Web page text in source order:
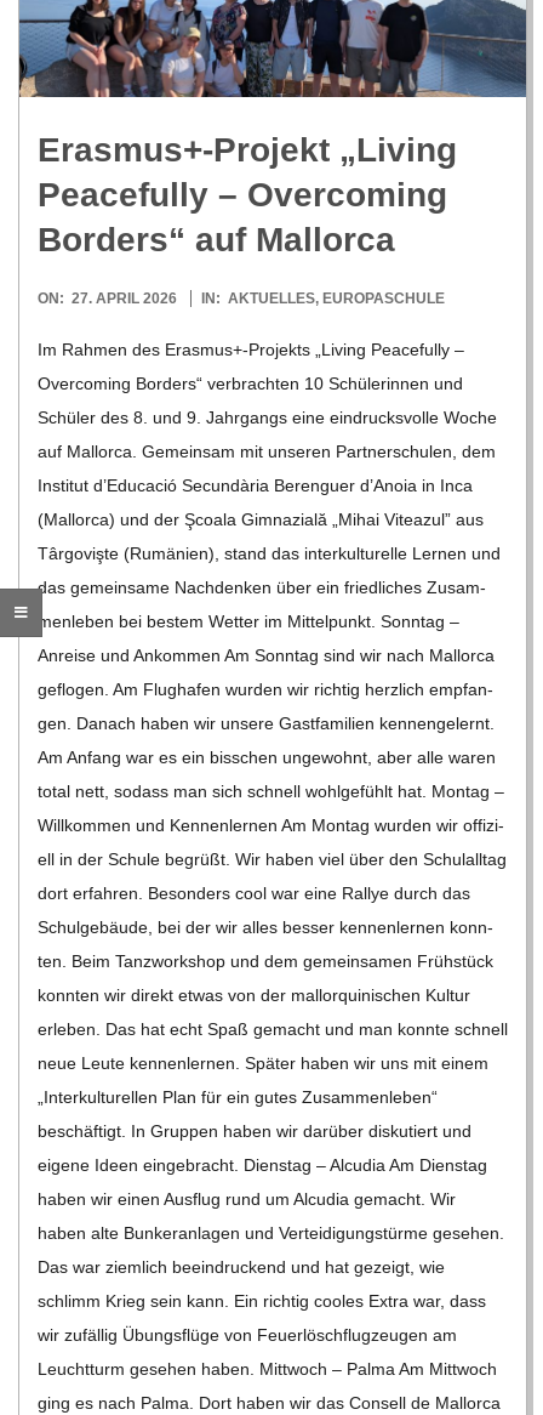
R
E
G
O
L
D
S
C
H
M
D
T
-
S
C
H
U
L
E
Erasmus+-Projekt „Living
Peacefully – Over­co­ming
Bor­ders“ auf Mallorca
2026-
ON: 27. APRIL 2026 IN: AKTUELLES, EUROPASCHULE
Im Rah­men des Erasmus+-Projekts „Living Peacefully –
Over­co­ming Bor­ders“ ver­brach­ten 10 Schü­le­rin­nen und
Schü­ler des 8. und 9. Jahr­gangs eine ein­drucks­volle Woche
auf Mal­lorca. Gemein­sam mit unse­ren Part­ner­schu­len, dem
Insti­tut d’E­du­ca­ció Secun­dària Beren­guer d’A­noia in Inca
(Mal­lorca) und der Şcoala Gim­na­zi­ală „Mihai Vitea­zul” aus
Târ­go­vişte (Rumä­nien), stand das inter­kul­tu­relle Ler­nen und
das gemein­same Nach­den­ken über ein fried­li­ches Zusam­
men­le­ben bei bes­tem Wet­ter im Mit­tel­punkt. Sonn­tag –
Anreise und Ankom­men Am Sonn­tag sind wir nach Mal­lorca
geflo­gen. Am Flug­ha­fen wur­den wir rich­tig herz­lich emp­fan­
gen. Danach haben wir unsere Gast­fa­mi­lien ken­nen­ge­lernt.
Am Anfang war es ein biss­chen unge­wohnt, aber alle waren
total nett, sodass man sich schnell wohl­ge­fühlt hat. Mon­tag –
Will­kom­men und Ken­nen­ler­nen Am Mon­tag wur­den wir offi­zi­
ell in der Schule begrüßt. Wir haben viel über den Schul­all­tag
dort erfah­ren. Beson­ders cool war eine Ral­lye durch das
Schul­ge­bäude, bei der wir alles bes­ser ken­nen­ler­nen konn­
ten. Beim Tanz­work­shop und dem gemein­sa­men Früh­stück
konn­ten wir direkt etwas von der mal­lor­qui­ni­schen Kul­tur
erle­ben. Das hat echt Spaß gemacht und man konnte schnell
neue Leute ken­nen­ler­nen. Spä­ter haben wir uns mit einem
„Inter­kul­tu­rel­len Plan für ein gutes Zusam­men­le­ben“
beschäf­tigt. In Grup­pen haben wir dar­über dis­ku­tiert und
eigene Ideen ein­ge­bracht. Diens­tag – Alcu­dia Am Diens­tag
haben wir einen Aus­flug rund um Alcu­dia gemacht. Wir
haben alte Bun­ker­an­la­gen und Ver­tei­di­gungs­türme gese­hen.
Das war ziem­lich beein­dru­ckend und hat gezeigt, wie
schlimm Krieg sein kann. Ein rich­tig coo­les Extra war, dass
wir zufäl­lig Übungs­flüge von Feu­er­lösch­flug­zeu­gen am
Leucht­turm gese­hen haben. Mitt­woch – Palma Am Mitt­woch
ging es nach Palma. Dort haben wir das Con­sell de Mal­lorca